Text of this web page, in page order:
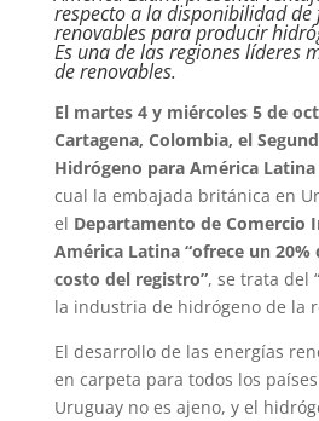
respecto a la disponibilidad de
renovables para producir
Es una de las regiones líderes
de renovables.
El martes 4 y miércoles 5 de
Cartagena, Colombia, el
Hidrógeno para América Latina
cual la embajada británica en
el Departamento de Comercio
América Latina “ofrece un 20%
costo del registro”, se trata del
la industria de hidrógeno de la
El desarrollo de las energías
en carpeta para todos los
Uruguay no es ajeno, y el